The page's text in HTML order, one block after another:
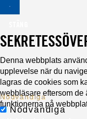
Denna webbplats
upplevelse när du
lagras de cookies som
webbläsare eftersom de
funktionerna på
Nödvändiga
Nödvändiga